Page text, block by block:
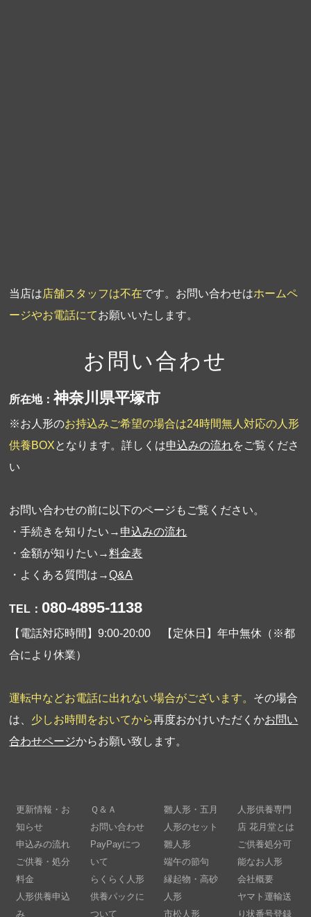
当店は店舗スタッフは不在です。お問い合わせはホームペ
ージやお電話にてお願いいたします。
お問い合わせ
所在地：神奈川県平塚市
※お人形のお持込みご希望の場合は24時間無人対応の人形
供養BOXとなります。詳しくは申込みの流れをご覧くださ
い
お問い合わせの前に以下のページもご覧ください。
・手続きを知りたい→ 申込みの流れ
・金額が知りたい→料金表
・よくある質問は→Q&A
TEL： 080-4895-1138
【電話対応時間】9:00-20:00 【定休日】年中無休（※都
合により休業）
運転中などお電話に出れない場合がございます。 その場合
は、 少しお時間をおいてから再度おかけいただくかお問い
合わせページからお願い致します。
更新情報・お
知らせ
申込みの流れ
ご供養・処分
料金
人形供養申込
み
Ｑ＆Ａ
お問い合わせ
PayPayにつ
いて
らくらく人形
供養パックに
ついて
雛人形・五月
人形のセット
雛人形
端午の節句
縁起物・高砂
人形
市松人形
人形供養専門
店 花月堂とは
ご供養処分可
能なお人形
会社概要
ヤマト運輸送
り状番号登録